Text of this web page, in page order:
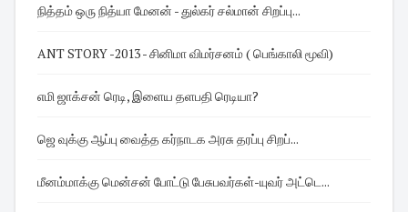
நித்தம் ஒரு நித்யா மேனன் - துல்கர் சல்மான் சிறப்பு...
ANT STORY -2013 - சினிமா விமர்சனம் ( பெங்காலி மூவி)
எமி ஜாக்சன் ரெடி, இளைய தளபதி ரெடியா?
ஜெ வுக்கு ஆப்பு வைத்த கர்நாடக அரசு தரப்பு சிறப்...
மீனம்மாக்கு மென்சன் போட்டு பேசுபவர்கள்-யுவர் அட்டெ...